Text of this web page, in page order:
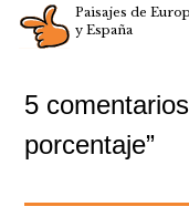
Paisajes de
y España
5
porcentaje”